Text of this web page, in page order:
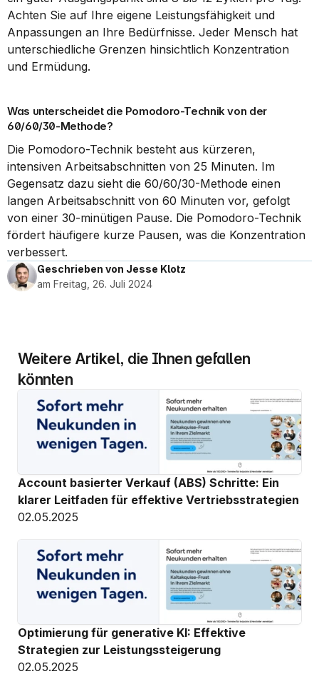
Achten Sie auf Ihre eigene Leistungsfähigkeit und
Anpassungen an Ihre Bedürfnisse. Jeder Mensch hat
unterschiedliche Grenzen hinsichtlich Konzentration
und Ermüdung.
Was unterscheidet die Pomodoro-Technik von der
60/60/30-Methode?
Die Pomodoro-Technik besteht aus kürzeren,
intensiven Arbeitsabschnitten von 25 Minuten. Im
Gegensatz dazu sieht die 60/60/30-Methode einen
langen Arbeitsabschnitt von 60 Minuten vor, gefolgt
von einer 30-minütigen Pause. Die Pomodoro-Technik
fördert häufigere kurze Pausen, was die Konzentration
verbessert.
Geschrieben von Jesse Klotz
am Freitag, 26. Juli 2024
Weitere Artikel, die Ihnen gefallen
könnten
Account basierter Verkauf (ABS) Schritte: Ein
klarer Leitfaden für effektive Vertriebsstrategien
02.05.2025
Optimierung für generative KI: Effektive
Strategien zur Leistungssteigerung
02.05.2025